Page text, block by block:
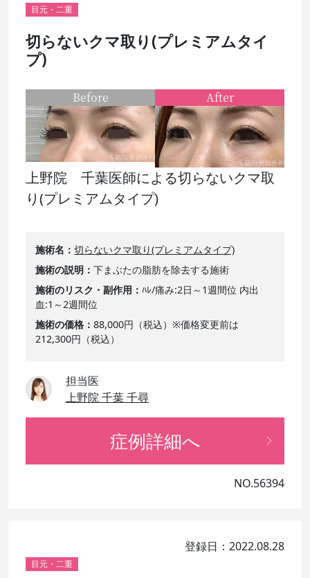
目元・二重
切らないクマ取り(プレミアムタイ
プ)
上野院 千葉医師による切らないクマ取
り(プレミアムタイプ)
施術名
切らないクマ取り(プレミアムタイプ)
施術の説明
下まぶたの脂肪を除去する施術
施術のリスク・副作用
ﾊﾚ/痛み:2日～1週間位 内出
血:1～2週間位
施術の価格
88,000円（税込）※価格変更前は
212,300円（税込）
担当医
上野院 千葉 千尋
Before After
症例詳細へ
NO.56394
登録日：2022.08.28
目元・二重